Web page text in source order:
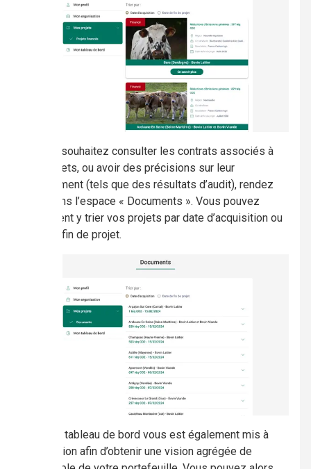
Si vous souhaitez consulter les contrats associés à
vos projets, ou avoir des précisions sur leur
déroulement (tels que des résultats d’audit), rendez
vous dans l’espace « Documents ». Vous pouvez
également y trier vos projets par date d’acquisition ou
date de fin de projet.
Enfin, un tableau de bord vous est également mis à
disposition afin d’obtenir une vision agrégée de